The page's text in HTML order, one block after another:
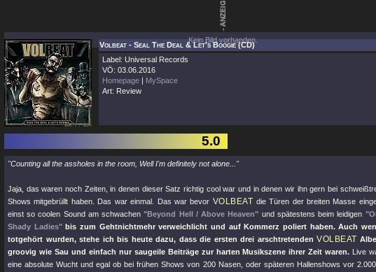
Kein Bild vorhanden.
Volbeat - Seal The Deal & Let's Boogie (CD)
Label: Universal Records
VÖ: 03.06.2016
Homepage | MySpace
Art: Review
5.0
"Counting all the assholes in the room, Well I'm definitely not alone..."
Jaja, das waren noch Zeiten, in denen dieser Satz richtig cool war und in denen wir ihn gern bei
Shows mitgebrüllt haben. Das war einmal. Das war bevor VOLBEAT die Türen der breiten Masse
einst so coolen Sound am schwachen"Beyond Hell / Above Heaven" und spätestens beim leidigen
Shady Ladies" bis zum Gehtnichtmehr verweichlicht und auf Kommerz poliert haben. Auch
totgehört wurden, stehe ich bis heute dazu, dass die ersten drei arschtretendenVOLBEAT
groovig wie Sau und einfach nur saugeile Beiträge zur harten Musikszene ihrer Zeit waren. Live
eine absolute Wucht und egal ob bei frühen Shows von 200 Nasen, oder späteren Hallenshows vor